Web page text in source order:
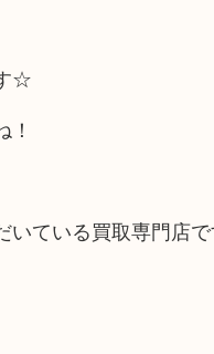
☆
ている買取専門店で